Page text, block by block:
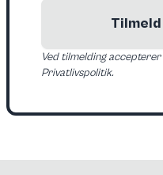
Ved tilmelding
Privatlivspolitik.